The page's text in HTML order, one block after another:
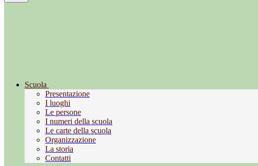
Scuola
Presentazione
I luoghi
Le persone
I numeri della scuola
Le carte della scuola
Organizzazione
La storia
Contatti